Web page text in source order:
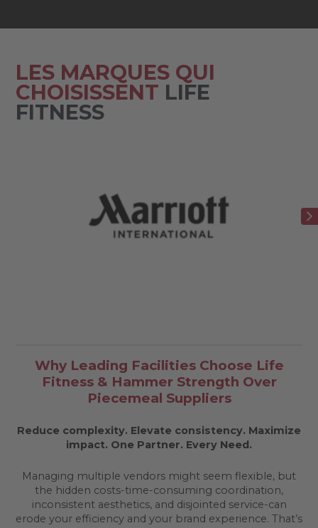
LES MARQUES QUI
CHOISISSENT LIFE
FITNESS
Why Leading Facilities Choose Life
Fitness & Hammer Strength Over
Piecemeal Suppliers
Reduce complexity. Elevate consistency. Maximize
impact. One Partner. Every Need.
Managing multiple vendors might seem flexible, but
the hidden costs-time-consuming coordination,
inconsistent aesthetics, and disjointed service-can
erode your efficiency and your brand experience. That’s